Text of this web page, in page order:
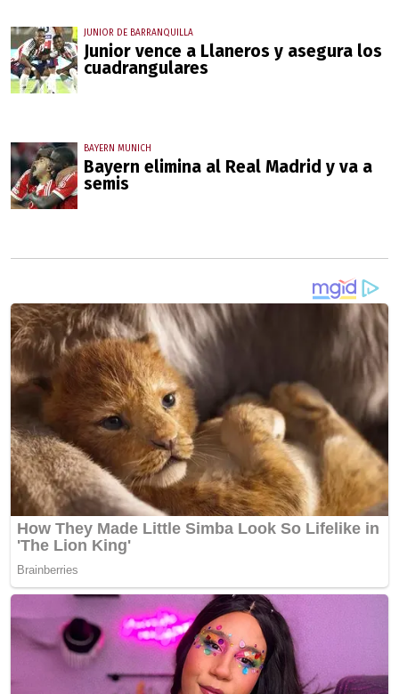
JUNIOR DE BARRANQUILLA
Junior vence a Llaneros y asegura los
cuadrangulares
BAYERN MUNICH
Bayern elimina al Real Madrid y va a
semis